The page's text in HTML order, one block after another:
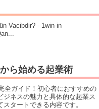
Vacibdir? - 1win-in
ら始める起業術
全ガイド！初心者におすすめの
ジネスの魅力と具体的な起業ス
タートできる内容です。